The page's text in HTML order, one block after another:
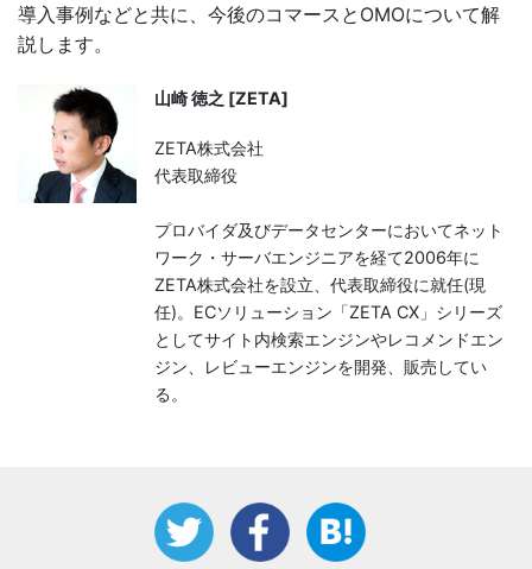
導入事例などと共に、今後のコマースとOMOについて解
説します。
山崎 徳之 [ZETA]
ZETA株式会社
代表取締役
プロバイダ及びデータセンターにおいてネット
ワーク・サーバエンジニアを経て2006年に
ZETA株式会社を設立、代表取締役に就任(現
任)。ECソリューション「ZETA CX」シリーズ
としてサイト内検索エンジンやレコメンドエン
ジン、レビューエンジンを開発、販売してい
る。